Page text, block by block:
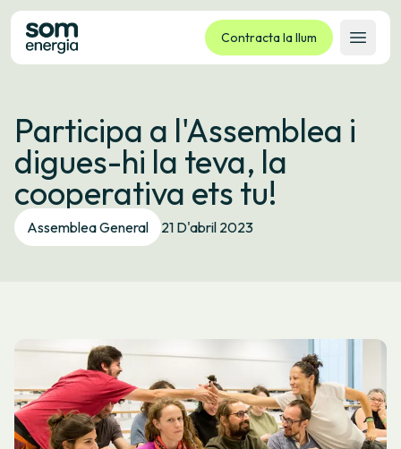
Contracta la llum
Obrir
Tarifes
Serveis
Empreses
La cooperativa
Contacte
Participa a l'Assemblea i
digues-hi la teva, la
cooperativa ets tu!
Assemblea General 21 D'abril 2023